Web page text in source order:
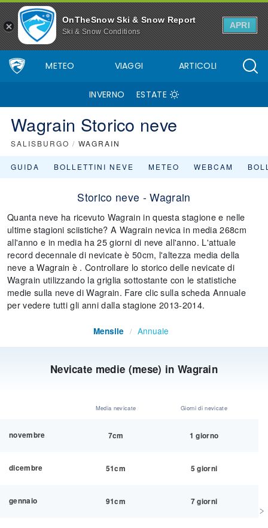
OnTheSnow Ski & Snow Report
Ski & Snow Conditions
APRI
METEO VIAGGI ARTICOLI
INVERNO ESTATE
Wagrain Storico neve
SALISBURGO / WAGRAIN
GUIDA BOLLETTINI NEVE METEO WEBCAM
Storico neve - Wagrain
Quanta neve ha ricevuto Wagrain in questa stagione e nelle
ultime stagioni sciistiche? A Wagrain nevica in media 268cm
all'anno e in media ha 25 giorni di neve all'anno. L'attuale
record decennale di nevicate è 50cm, l'altezza media della
neve a Wagrain è . Controllare lo storico delle nevicate di
Wagrain utilizzando la griglia sottostante con le statistiche
medie sulla neve di Wagrain. Fare clic sulla scheda Annuale
per vedere tutti gli anni dalla stagione 2013-2014.
Nevicate medie (mese) in Wagrain
Mensile / Annuale
Media nevicate Giorni di nevicate
novembre 7cm 1 giorno
dicembre 51cm 5 giorni
gennaio 91cm 7 giorni